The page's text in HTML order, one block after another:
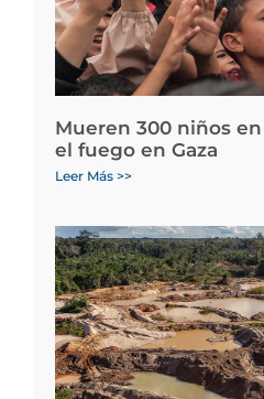
Mueren 300 niños
el fuego en Gaza
Leer Más >>